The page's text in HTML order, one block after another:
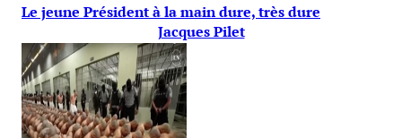
Le jeune Président à la main dure, très dure
Jacques Pilet